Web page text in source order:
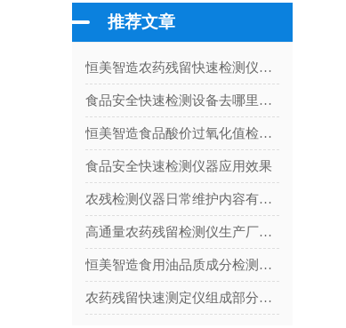
推荐文章
恒美智造农药残留快速检测仪器农残试剂FAQ：技术问题与运维疑问解答
食品安全快速检测设备去哪里购买比较合适
恒美智造食品酸价过氧化值检测仪解决方案 油脂酸价测定仪体系构建
食品安全快速检测仪器应用效果
农残检测仪器日常维护内容有哪些
高通量农药残留检测仪生产厂家怎么选
恒美智造食用油品质成分检测仪-酸价测定仪常见技术问题FAQ解答
农药残留快速测定仪组成部分有哪些